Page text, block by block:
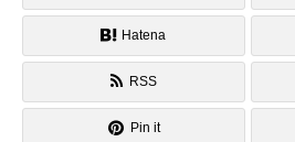
Hatena
RSS
Pin it